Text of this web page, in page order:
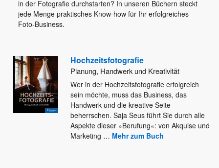
in der Fotografie durchstarten? In unseren Büchern steckt
jede Menge praktisches Know-how für Ihr erfolgreiches
Foto-Business.
Hochzeitsfotografie
Planung, Handwerk und Kreativität
Wer in der Hochzeitsfotografie erfolgreich
sein möchte, muss das Business, das
Handwerk und die kreative Seite
beherrschen. Saja Seus führt Sie durch alle
Aspekte dieser »Berufung«: von Akquise und
Marketing … Mehr zum Buch